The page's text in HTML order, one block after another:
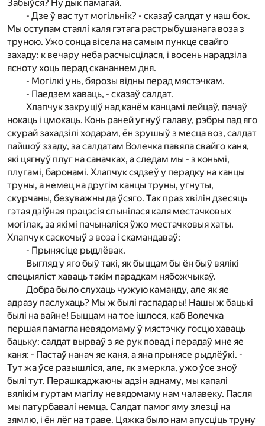
Забыўся? Ну дык памагай.
- Дзе ў вас тут могільнік? - сказаў салдат у наш бок.
Мы оступам стаялі каля гэтага растрыбушанага воза з
труною. Ужо сонца вісела на самым пункце свайго
захаду: к вечару неба расчысцілася, і восень нарадзіла
ясноту хоць перад скананнем дня.
- Могілкі унь, бярозы відны перад мястэчкам.
- Паедзем хаваць, - сказаў салдат.
Хлапчук закруціў над канём канцамі лейцаў, пачаў
нокаць і цмокаць. Конь раней угнуў галаву, рэбры пад яго
скурай захадзілі ходарам, ён зрушыў з месца воз, салдат
пайшоў ззаду, за салдатам Волечка павяла свайго каня,
які цягнуў плуг на саначках, а следам мы - з коньмі,
плугамі, баронамі. Хлапчук сядзеў у перадку на канцы
труны, а немец на другім канцы труны, угнуты,
скурчаны, безуважны да ўсяго. Так праз хвілін дзесяць
гэтая дзіўная працэсія спынілася каля местачковых
могілак, за якімі пачыналіся ўжо местачковыя хаты.
Хлапчук саскочыў з воза і скамандаваў:
- Прынясіце рыдлёвак.
Выгляд у яго быў такі, як быццам бы ён быў вялікі
спецыяліст хаваць такім парадкам нябожчыкаў.
Добра было слухаць чужую каманду, але як яе
адразу паслухаць? Мы ж былі гаспадары! Нашы ж бацькі
былі на вайне! Быццам на тое ішлося, каб Волечка
першая памагла невядомаму ў мястэчку госцю хаваць
бацьку: салдат вырваў з яе рук повад і перадаў мне яе
каня: - Пастаў нанач яе каня, а яна прынясе рыдлёўкі. -
Тут жа ўсе разышліся, але, як змеркла, ужо ўсе зноў
былі тут. Перашкаджаючы адзін аднаму, мы капалі
вялікім гуртам магілу невядомаму нам чалавеку. Пасля
мы патурбавалі немца. Салдат памог яму злезці на
зямлю, і ён лёг на траве. Цяжка было нам апусціць труну